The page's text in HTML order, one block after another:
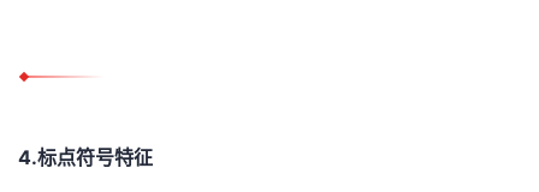
4.标点符号特征